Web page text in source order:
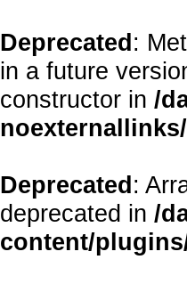
Deprecated:
in a future
constructor in /
Deprecated:
deprecated in /
content/